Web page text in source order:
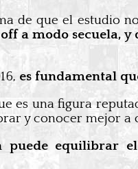
de que el estudio
a modo secuela,
es fundamental
una figura
y conocer mejor a
equilibrar